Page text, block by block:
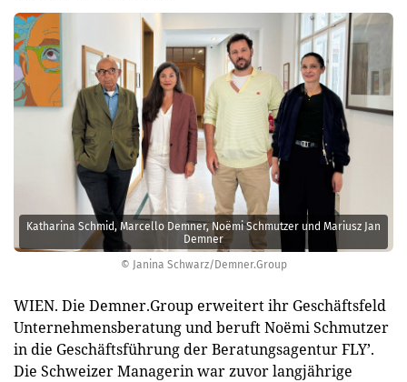
© Janina Schwarz/Demner.Group
Katharina Schmid, Marcello Demner, Noëmi Schmutzer und Mariusz Jan
Demner
WIEN. Die Demner.Group erweitert ihr Geschäftsfeld
Unternehmensberatung und beruft Noëmi Schmutzer
in die Geschäftsführung der Beratungsagentur FLY’.
Die Schweizer Managerin war zuvor langjährige